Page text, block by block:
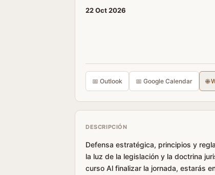
22 Oct 2026
📅 Outlook 📅 Google Calendar 🌐
DESCRIPCIÓN
Defensa estratégica, principios y
la luz de la legislación y la doctrina
curso Al finalizar la jornada, estarás